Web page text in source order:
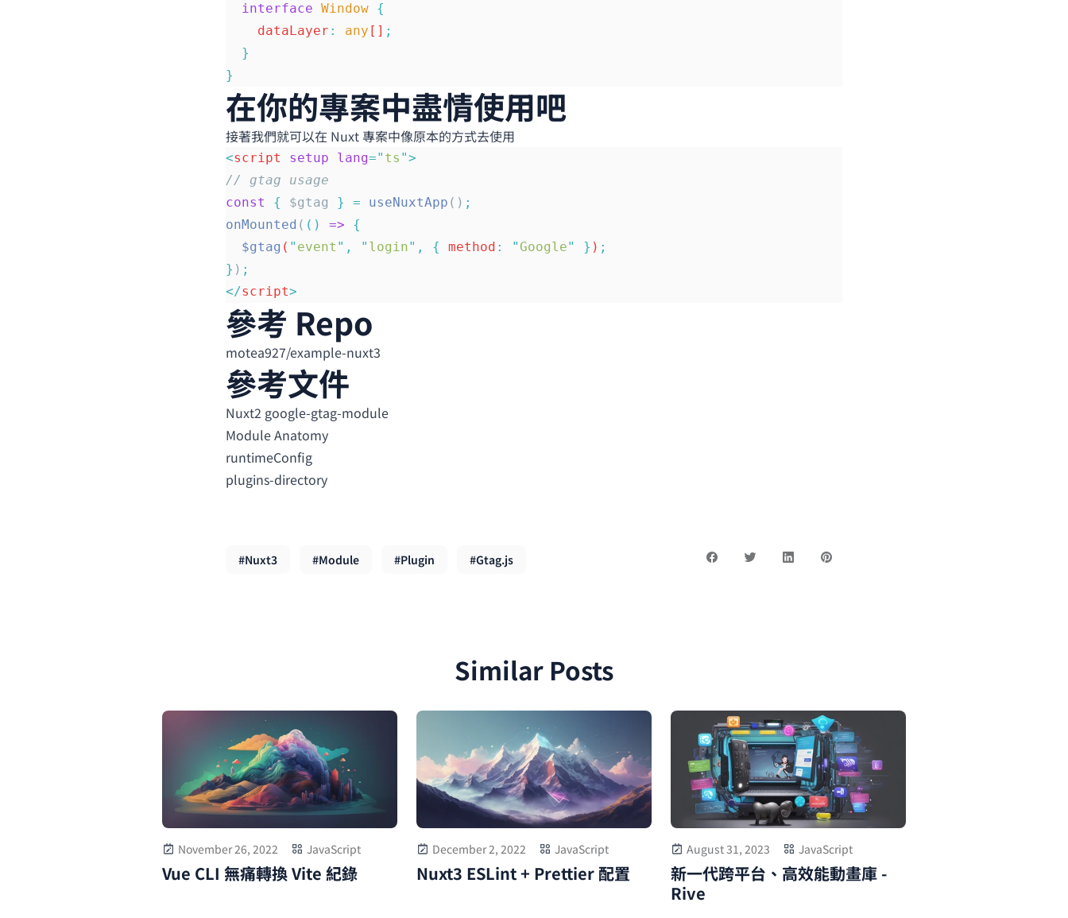
  interface
Window {
    dataLayer
: any [] ;
  }
}
在你的專案中盡情使用吧
接著我們就可以在 Nuxt 專案中像原本的方式去使用
<script setup lang=" ts ">
// gtag usage
const
{ $gtag } = useNuxtApp () ;
onMounted ( () => {
  $gtag
( " event " , " login" , { method : "Google" } ) ;
} ) ;
</script>
參考 Repo
motea927/example-nuxt3
參考文件
Nuxt2 google-gtag-module
Module Anatomy
runtimeConfig
plugins-directory
#Nuxt3 #Module #Plugin #Gtag.js
Similar Posts
November 26, 2022 JavaScript
Vue CLI 無痛轉換 Vite 紀錄
December 2, 2022 JavaScript
Nuxt3 ESLint + Prettier 配置
August 31, 2023 JavaScript
新一代跨平台、高效能動畫庫 -
Rive